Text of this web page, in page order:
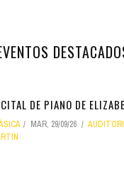
DE PIANO DE
MAR, 29/09/26